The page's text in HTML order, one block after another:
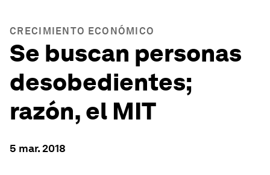
CRECIMIENTO ECONÓMICO
Se buscan personas
desobedientes;
razón, el MIT
5 mar. 2018